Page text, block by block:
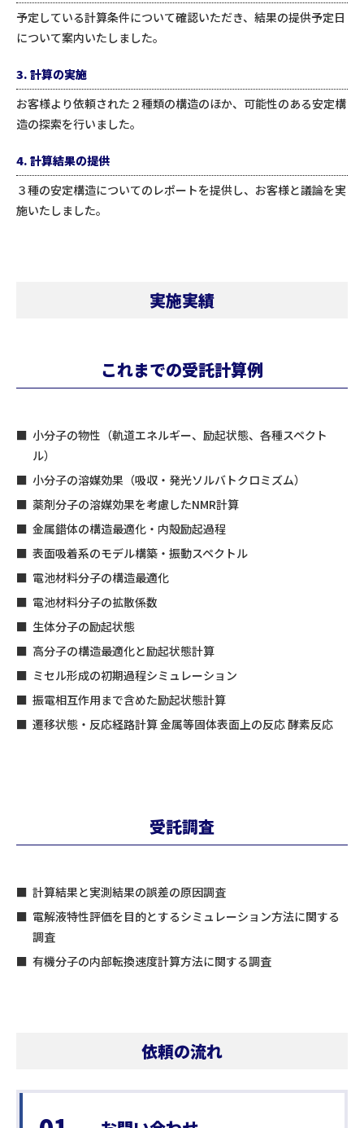
予定している計算条件について確認いただき、結果の提供予定日
について案内いたしました。
3. 計算の実施
お客様より依頼された２種類の構造のほか、可能性のある安定構
造の探索を行いました。
4. 計算結果の提供
３種の安定構造についてのレポートを提供し、お客様と議論を実
施いたしました。
実施実績
これまでの受託計算例
小分子の物性（軌道エネルギー、励起状態、各種スペクト
ル）
小分子の溶媒効果（吸収・発光ソルバトクロミズム）
薬剤分子の溶媒効果を考慮したNMR計算
金属錯体の構造最適化・内殻励起過程
表面吸着系のモデル構築・振動スペクトル
電池材料分子の構造最適化
電池材料分子の拡散係数
生体分子の励起状態
高分子の構造最適化と励起状態計算
ミセル形成の初期過程シミュレーション
振電相互作用まで含めた励起状態計算
遷移状態・反応経路計算 金属等固体表面上の反応 酵素反応
受託調査
計算結果と実測結果の誤差の原因調査
電解液特性評価を目的とするシミュレーション方法に関する
調査
有機分子の内部転換速度計算方法に関する調査
依頼の流れ